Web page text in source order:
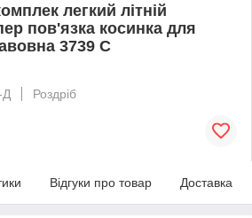
легкий літній
пов'язка косинка для
3739 С
Д
Роздріб
Відгуки про товар Доставка